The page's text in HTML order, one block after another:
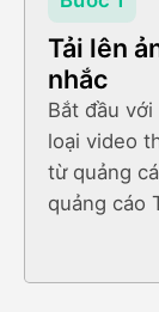
Tải lên
nhắc
Bắt đầu
loại video
từ quảng
quảng cáo